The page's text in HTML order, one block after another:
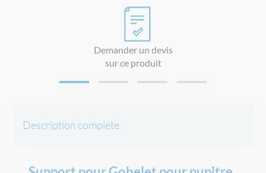
Demander un devis
sur ce produit
Description complète